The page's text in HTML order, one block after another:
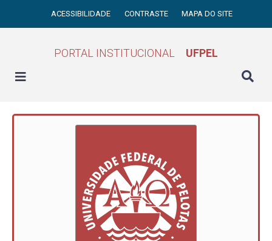
ACESSIBILIDADE CONTRASTE MAPA DO SITE
PORTAL INSTITUCIONAL UFPEL